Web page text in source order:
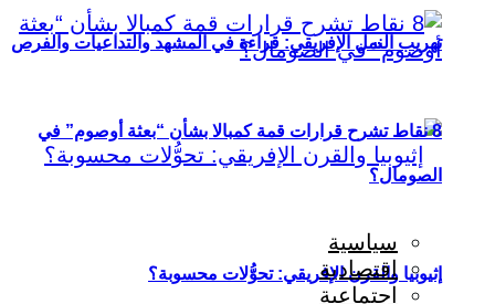
تهريب النمل الإفريقي: قراءة في المشهد والتداعيات والفرص
إثيوبيا والقرن الإفريقي: تحوُّلات محسوبة؟
8 نقاط تشرح قرارات قمة كمبالا بشأن “بعثة أوصوم” في
الصومال؟
سياسية
اقتصادية
اجتماعية